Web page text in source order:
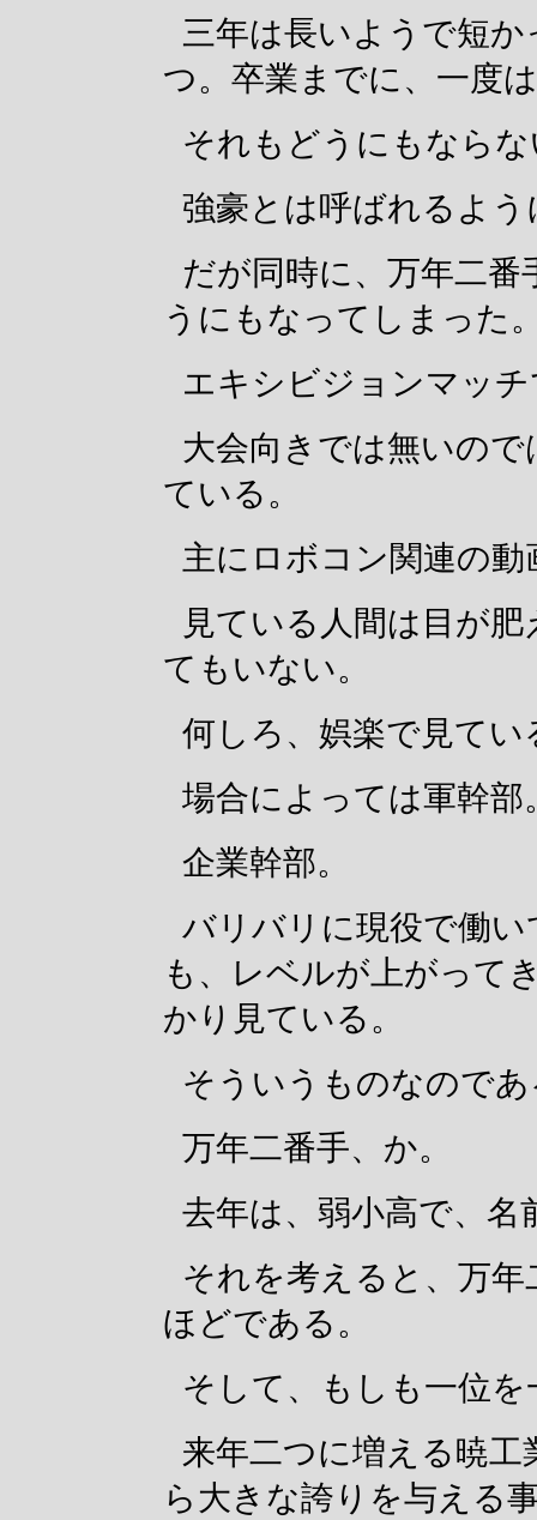
三年は長いようで短
つ。卒業までに、一度
それもどうにもなら
強豪とは呼ばれるよう
だが同時に、万年二
うにもなってしまった
エキシビジョンマッ
大会向きでは無いの
ている。
主にロボコン関連の動
見ている人間は目が
てもいない。
何しろ、娯楽で見て
場合によっては軍幹部
企業幹部。
バリバリに現役で働
も、レベルが上がって
かり見ている。
そういうものなのであ
万年二番手、か。
去年は、弱小高で、
それを考えると、万
ほどである。
そして、もしも一位
来年二つに増える暁
ら大きな誇りを与える